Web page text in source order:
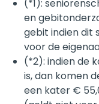
(*1):
en
gebit indien dit
voor de
(*2): indien de
is, dan komen
een kater €